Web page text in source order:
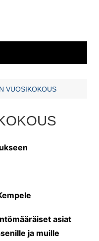
VUOSIKOKOUS
asiat
ja muille